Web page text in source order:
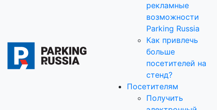
рекламные
возможности
Parking Russia
Как привлечь
больше
посетителей на
стенд?
Посетителям
Получить